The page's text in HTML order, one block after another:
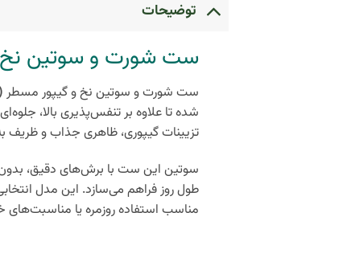
توضیحات
ست شورت و سوتین نخ
ست شورت و سوتین نخ و گیپور مسطر
شده تا علاوه بر تنفس‌پذیری بالا،
تزیینات گیپوری، ظاهری جذاب و
سوتین این ست با برش‌های دقیق،
طول روز فراهم می‌سازد. این مدل
مناسب استفاده روزمره یا